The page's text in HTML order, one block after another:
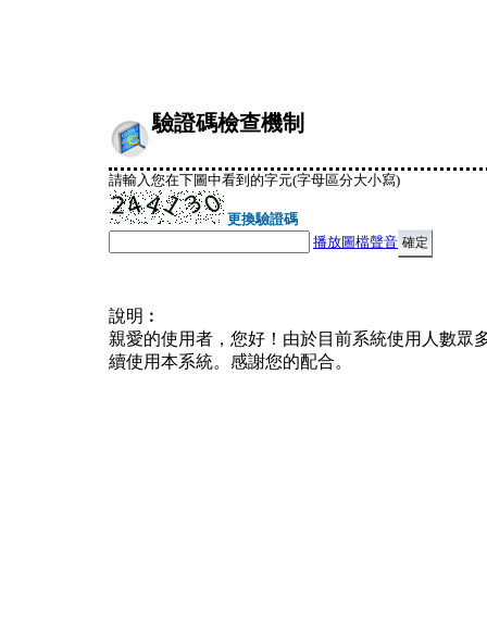
驗證碼檢查機制
請輸入您在下圖中看到的字元(字母區分大小寫)
更換驗證碼
播放圖檔聲音
說明︰
親愛的使用者，您好！由於目前系統使用人數眾
續使用本系統。感謝您的配合。